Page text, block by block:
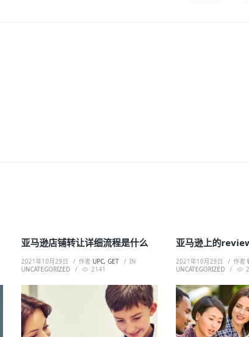
亚马逊店铺转让详细流程是什么
2021年10月29日 作者 UPC, GET
IN
UNCATEGORIZED
2141
亚马逊上的
2021年10月29日 作者
UNCATEGORIZED